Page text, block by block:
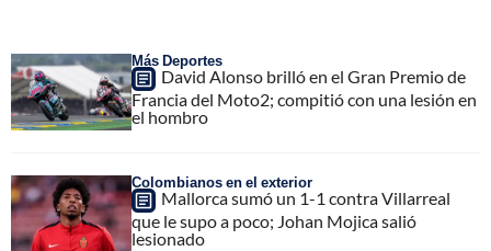
Más Deportes
David Alonso brilló en el Gran Premio de
Francia del Moto2; compitió con una lesión en
el hombro
Colombianos en el exterior
Mallorca sumó un 1-1 contra Villarreal
que le supo a poco; Johan Mojica salió
lesionado